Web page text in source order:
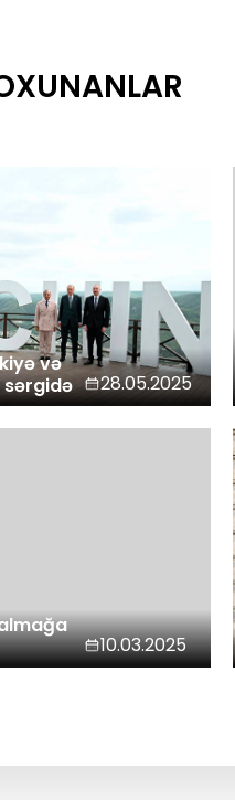
və
sərgidə
28.05.2025
10.03.2025